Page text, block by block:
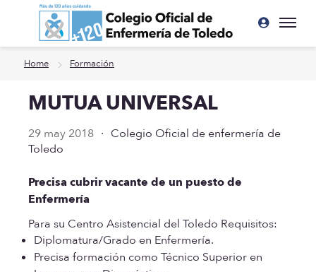
Ir a contenido principal
Home Formación
MUTUA UNIVERSAL
29 may 2018 · Colegio Oficial de enfermería de
Toledo
Precisa cubrir vacante de un puesto de
Enfermería
Para su Centro Asistencial del Toledo Requisitos:
Diplomatura/Grado en Enfermería.
Precisa formación como Técnico Superior en